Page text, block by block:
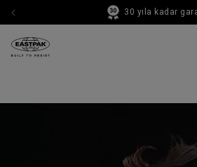
30 yıla kadar